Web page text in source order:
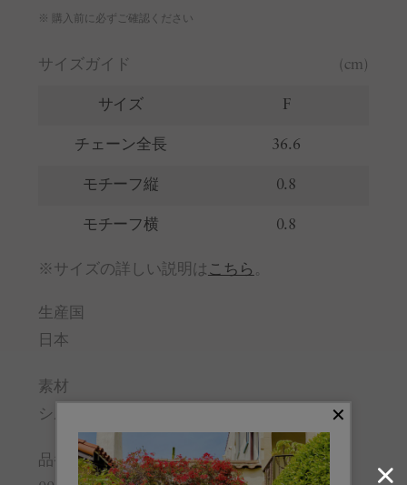
※ 購入前に必ずご確認ください
サイズガイド (cm)
サイズ F
チェーン全長 36.6
モチーフ縦 0.8
モチーフ横 0.8
※サイズの詳しい説明は こちら 。
生産国
日本
素材
シルバー、シェルパール
品番